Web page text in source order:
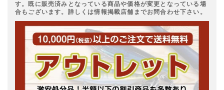
す。既に販売済みとなっている商品や価格が変更となっている場
合もございます。詳しくは情報掲載店舗までお問合わせ下さい。